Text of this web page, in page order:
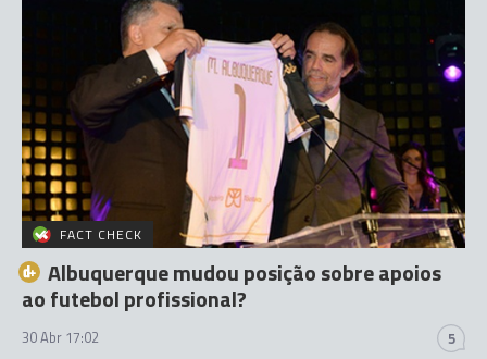
FACT CHECK
Albuquerque mudou posição sobre apoios
ao futebol profissional?
30 Abr 17:02 5